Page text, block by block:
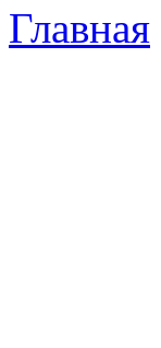
Главная